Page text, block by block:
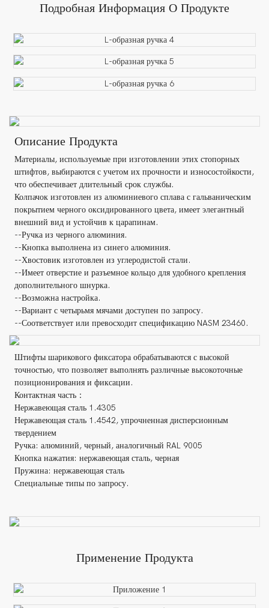
Подробная Информация О Продукте
Описание Продукта
Материалы, используемые при изготовлении этих стопорных
штифтов, выбираются с учетом их прочности и износостойкости,
что обеспечивает длительный срок службы.
Колпачок изготовлен из алюминиевого сплава с гальваническим
покрытием черного оксидированного цвета, имеет элегантный
внешний вид и устойчив к царапинам.
--Ручка из черного алюминия.
--Кнопка выполнена из синего алюминия.
--Хвостовик изготовлен из углеродистой стали.
--Имеет отверстие и разъемное кольцо для удобного крепления
дополнительного шнурка.
--Возможна настройка.
--Вариант с четырьмя мячами доступен по запросу.
--Соответствует или превосходит спецификацию NASM 23460.
Штифты шарикового фиксатора обрабатываются с высокой
точностью, что позволяет выполнять различные высокоточные
позиционирования и фиксации.
Контактная часть：
Нержавеющая сталь 1.4305
Нержавеющая сталь 1.4542, упрочненная дисперсионным
твердением
Ручка: алюминий, черный, аналогичный RAL 9005
Кнопка нажатия: нержавеющая сталь, черная
Пружина: нержавеющая сталь
Специальные типы по запросу.
Применение Продукта